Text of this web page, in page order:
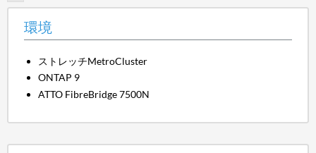
環境
ストレッチMetroCluster
ONTAP 9
ATTO FibreBridge 7500N